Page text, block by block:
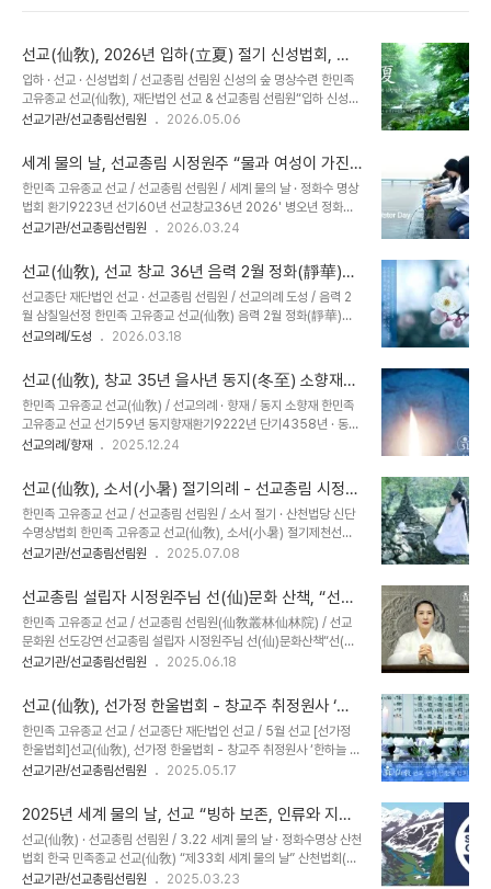
선교(仙敎), 2026년 입하(立夏) 절기 신성법회, 선
교총림 선림원 신성의 숲 명상법회로 대중교화
입하 · 선교 · 신성법회 / 선교총림 선림원 신성의 숲 명상수련 한민족
고유종교 선교(仙敎), 재단법인 선교 & 선교총림 선림원“입하 신성법
회” 개최 - 선교문화 선도(仙道) 대중교화 선교총림 선림원 설립자 시
로 천지인합일 선도공법 수련 이끌어 .. 선교수행대중 신단수숲에서
‘신성의 숲 명상’ 으로 신성교화 ​[선교중앙종무원] 민족종교 선교 종단
‘재단법인 선교(仙敎)’ 산하 ‘선교총림 선림원(仙林院)’은 2026년
5월 5일 24절기 입하(立夏)를 맞아 선교 절기법회 “입하 신성법
회”를 개최하고, 한민족 고유선도(韓民族固有仙道)를 일컫는 ‘선교
법(仙道功法) 중 입..
선교기관/선교총림선림원 2026.05.06
세계 물의 날, 선교총림 시정원주 “물과 여성이 가진
원천적 생명력과 신성함” 정화수 명상법회 집전
한민족 고유종교 선교 / 선교총림 선림원 / 세계 물의 날 · 정화수 명상
법회 환기9223년 선기60년 선교창교36년 2026' 병오년 정화수
기도 산천법회선교(仙敎), 선교총림 시정원주 주재로 “춘분 산천
주, “여성은 인류 평화공존의 한울세상을 여는 주역” [선교중앙종무
원] 한민족 고유종교(韓民族固有宗敎) 재단법인 선교(仙敎)와 선
교총림 선림원(仙敎叢林仙林院)은 3월 22일 “세계 물의 날
(World Water Day)”을 맞아 ‘춘분(春分)절기 수호천제(守護天
祭), 산천재(山川齋)’와 함께 선교총림선림원 설립자 시정원주(時正
의 날 · 선교 / 언론보도 출처 ..
선교기관/선교총림선림원 2026.03.24
선교(仙敎), 선교 창교 36년 음력 2월 정화(靜華)기
도 _ 선교신앙 2026
선교종단 재단법인 선교 · 선교총림 선림원 / 선교의례 도성 / 음력 2
월 삼칠일선정 한민족 고유종교 선교(仙敎) 음력 2월 정화(靜華)기
도 환기 9223년 · 선기 60년 · 선교 창교 36년· 2026 병오년(丙
(仙敎) 음력2월 선정 _ 홍익인간 재세이화를 실현하는 선교인의 기도
선정과 참선 수행 _ 韓民族固有宗敎仙敎桓紀九二二三年仙紀
六十年仙敎開天立敎三十九年丙午年 陰曆二月 仙敎叢林仙
林院靜華祈禱三七日禪靜 민족종교 선교총본산 / 선교총림 선림
원 2026년 음력 2월 삼칠일 정화기도 안내 _ ※ 기간 : 2026.3.19.
/ 회향 ..
선교의례/도성 2026.03.18
선교(仙敎), 창교 35년 을사년 동지(冬至) 소향재
(素嚮齋) 성료
한민족 고유종교 선교(仙敎) / 선교의례 · 향재 / 동지 소향재 한민족
고유종교 선교 선기59년 동지향재환기9222년 단기4358년 · 동지
(冬至) 소향재(素嚮齋) [선교중앙종무원] 선교 교단(仙敎敎團), 재
院)은 2025년 12월 22일(음력11.3) 동지(冬至)를 맞아 동지 소향
재(素嚮齋)를 봉행했습니다. 소향재 제천의례(祭天儀禮)에서 선교
창시자 박광의(朴光義) 취정원사(聚正元師)께서는 동지수훈(冬至
垂訓)과 환기9223년 선기60년 2026년 병오년(丙午年)의 신년
교유(新年敎誘) 《순천명(順天命)》의 신성교화를 교유하여 주셨습
향재(眞嚮齋) · 단오 단향재(丹嚮齋) ..
선교의례/향재 2025.12.24
선교(仙敎), 소서(小暑) 절기의례 - 선교총림 시정원
주 “​전국 산천법당 신단수 명상법회” 집전
한민족 고유종교 선교 / 선교총림 선림원 / 소서 절기 · 산천법당 신단
수명상법회 한민족 고유종교 선교(仙敎), 소서(小暑) 절기제천선교
총림 시정원주 “​전국 산천법당 신단수 명상법회” 집전 [작성. 선교총
림원(仙林院)은 “신단수(神檀樹)의 달, 7월” 소서절기(小暑節氣)
에 선교총림 선림원 설립자 시정원주(時正原主)님의 “​전국 산천법당
신단수 명상법회”로 선교 고유의례 “절기제천(節氣祭天)”을 봉행하
고 시정원주님의 신단수문화원(神檀樹文化院) 강연을 진행했습니
다.​ 선교(仙敎)는 창교주 취정원사(聚正元師)님의 교유에 따라 매월
“신단수(神檀樹)”입니다. 이번 ..
선교기관/선교총림선림원 2025.07.08
선교총림 설립자 시정원주님 ​​선(仙)문화 산책, “​선
(仙)문화의 본산 선림원(仙林院)” 강연
한민족 고유종교 선교 / 선교총림 선림원(仙敎叢林仙林院) / 선교
문화원 선도강연 선교총림 설립자 시정원주님 ​​선(仙)문화산책“​선(仙)
문화의 본산 선림원(仙林院)” 강연 _ [작성 : 선교총림선림원 선교문
총림 선림원(仙敎叢林仙林院)은 “6월 선(仙)문화의 달”을 맞아 지
난 6월 5일 24절기 망종(芒種) 선도수행 명상법회를 성료하고, 선인
교당 신단수문화원 명상지도자를 대상으로 “​선(仙)문화의 본산 선림
원(仙林院)”을 주제로 선교총림(仙敎叢林) 설립자 시정원주님의 한
국선도 강연을 진행했습니다.​ 선교(仙敎)는 매월 교화주제를 정하여
께서는 ‘선문화의 달, 6월’ 24절기..
선교기관/선교총림선림원 2025.06.18
선교(仙敎), 선가정 한울법회 - 창교주 취정원사 ‘한
하늘 · 한아버지 아래 한자손이 이루는 한울세상’ 강연
개최
한민족 고유종교 선교 / 선교종단 재단법인 선교 / 5월 선교 [선가정
한울법회]선교(仙敎), 선가정 한울법회 - 창교주 취정원사 ‘한하늘 ·
한아버지 아래 한자손이 이루는 한울세상’ 강연 개최 선교 선가정 한울
정의 달 ※2025년 가정읠 달 5월, 선교 선가정 한울법회 / 언론보도
인터뷰365 선교(仙敎), 5월 가정의 달 맞아 “선가정 한울법회” 개
최 (2025.5.16일자) 선교(仙敎), 5월 가정의 달 맞아 '선가정 한울
법회' 개최 - 인터뷰365 - 대한민국 인터넷대상 최우인터뷰365 임
성규 기자 = 올해로 창교 34주년을 맞은 한민족 고유종교 선교(仙
선교기관/선교총림선림원 2025.05.17
2025년 세계 물의 날, 선교 “빙하 보존, 인류와 지구
생존의 생명운동”으로 전개 / 산천법회
선교(仙敎) · 선교총림 선림원 / 3.22 세계 물의 날 · 정화수명상 산천
법회 한국 민족종교 선교(仙敎) “제33회 세계 물의 날” 산천법회(山
川法會) 개최선교총림 선림원 “빙하 보존, 인류와 지구 생존의 생명
선교기관/선교총림선림원 2025.03.23